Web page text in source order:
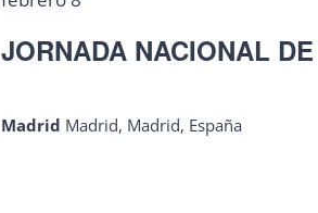
JORNADA NACIONAL
Madrid Madrid, Madrid, España